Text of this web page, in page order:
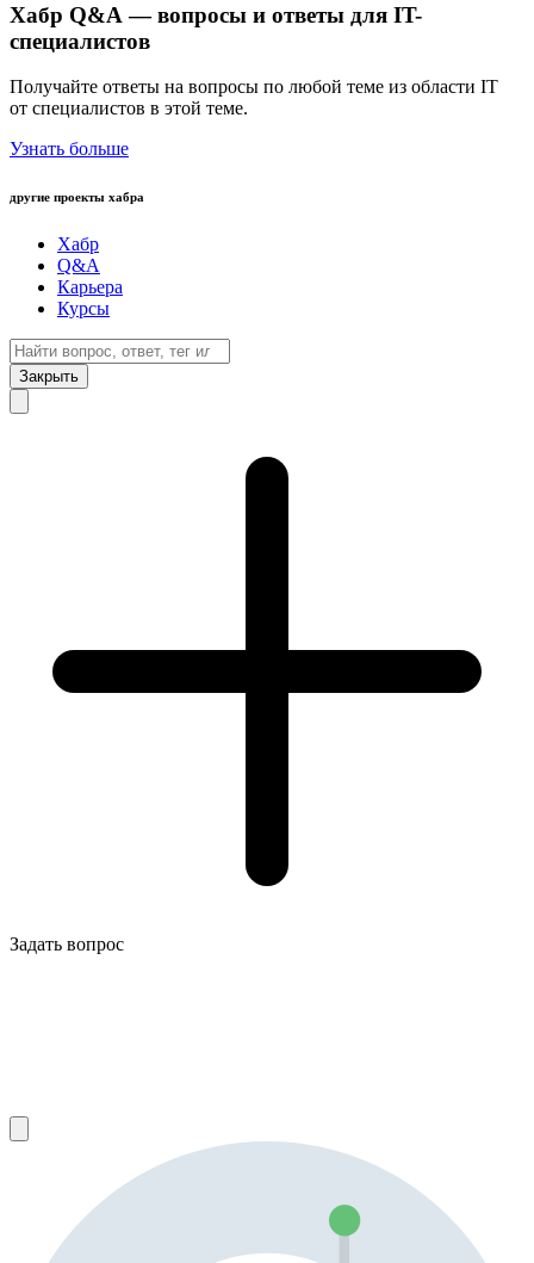
Хабр Q&A — вопросы и ответы для IT-
специалистов
Получайте ответы на вопросы по любой теме из области IT
от специалистов в этой теме.
Узнать больше
другие проекты хабра
Хабр
Q&A
Карьера
Курсы
Закрыть
Задать вопрос